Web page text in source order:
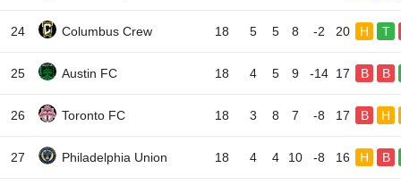
24 Columbus Crew 18 5 5 8 -2 20 H T
25 Austin FC 18 4 5 9 -14 17 B B
26 Toronto FC 18 3 8 7 -8 17 B H
27 Philadelphia Union 18 4 4 10 -8 16 H B